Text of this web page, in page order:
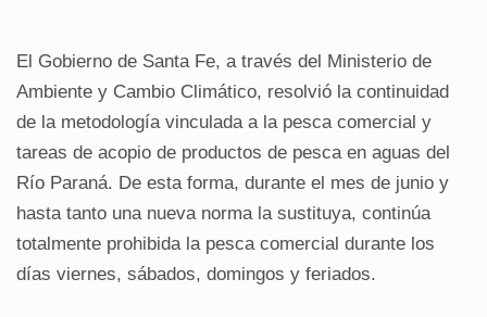
El Gobierno de Santa Fe, a través del Ministerio de
Ambiente y Cambio Climático, resolvió la continuidad
de la metodología vinculada a la pesca comercial y
tareas de acopio de productos de pesca en aguas del
Río Paraná. De esta forma, durante el mes de junio y
hasta tanto una nueva norma la sustituya, continúa
totalmente prohibida la pesca comercial durante los
días viernes, sábados, domingos y feriados.